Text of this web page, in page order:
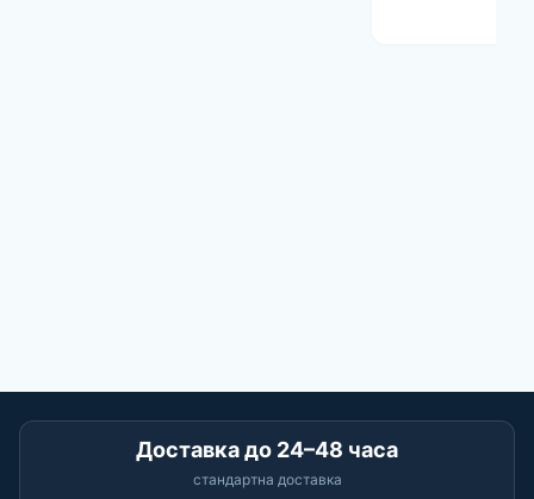
Доставка до 24–48 часа
стандартна доставка